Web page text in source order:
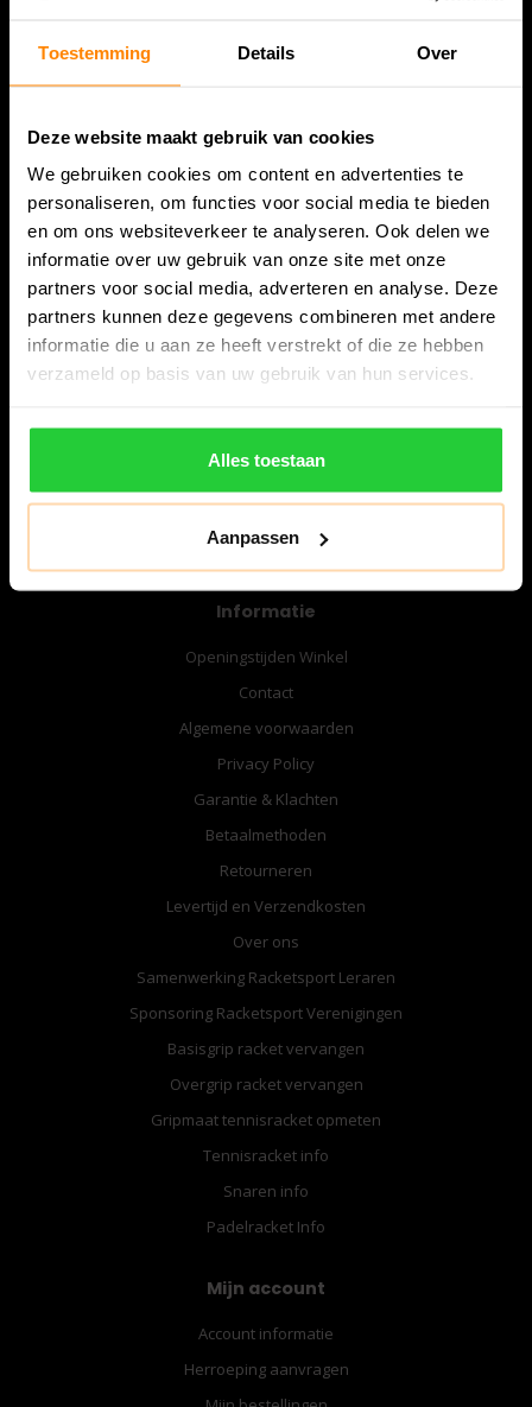
Toestemming Details Over
Deze website maakt gebruik van cookies
We gebruiken cookies om content en advertenties te
personaliseren, om functies voor social media te bieden
en om ons websiteverkeer te analyseren. Ook delen we
informatie over uw gebruik van onze site met onze
partners voor social media, adverteren en analyse. Deze
partners kunnen deze gegevens combineren met andere
informatie die u aan ze heeft verstrekt of die ze hebben
verzameld op basis van uw gebruik van hun services.
Alles toestaan
Aanpassen
Bespanracket.nl is dé racketspecialist van Lelystad en
omstreken.
Snijdersstraat 6
8224 AA Lelystad
Nederland
Informatie
Openingstijden Winkel
Contact
Algemene voorwaarden
Privacy Policy
Garantie & Klachten
Betaalmethoden
Retourneren
Levertijd en Verzendkosten
Over ons
Samenwerking Racketsport Leraren
Sponsoring Racketsport Verenigingen
Basisgrip racket vervangen
Overgrip racket vervangen
Gripmaat tennisracket opmeten
Tennisracket info
Snaren info
Padelracket Info
Mijn account
Account informatie
Herroeping aanvragen